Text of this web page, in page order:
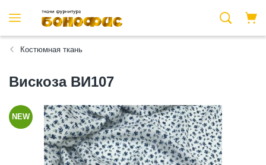
Костюмная ткань
Вискоза ВИ107
NEW